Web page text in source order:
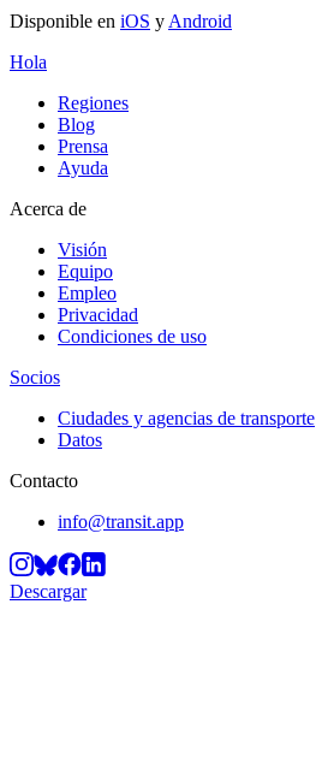
Disponible en iOS y Android
Hola
Regiones
Blog
Prensa
Ayuda
Acerca de
Visión
Equipo
Empleo
Privacidad
Condiciones de uso
Socios
Ciudades y agencias de transporte
Datos
Contacto
info@transit.app
Descargar